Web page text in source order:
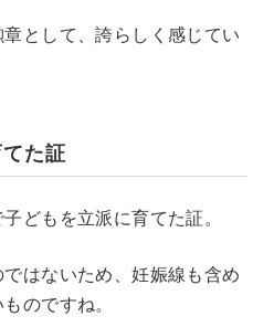
として、誇らしく感じてい
た証
どもを立派に育てた証。
はないため、妊娠線も含め
のですね。